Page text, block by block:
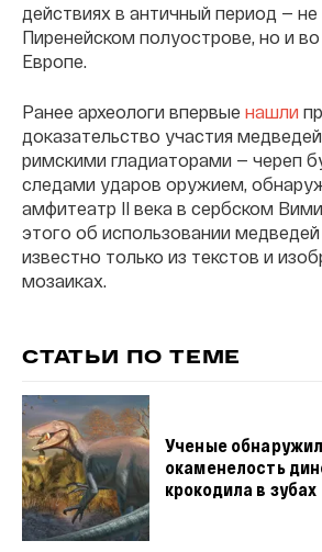
действиях в античный период — не
Пиренейском полуострове, но и
Европе.
Ранее археологи впервые нашли
доказательство участия
римскими гладиаторами — череп
следами ударов оружием,
амфитеатр II века в сербском
этого об использовании
известно только из текстов и
мозаиках.
СТАТЬИ ПО ТЕМЕ
Ученые
окаменелость
крокодила в зубах